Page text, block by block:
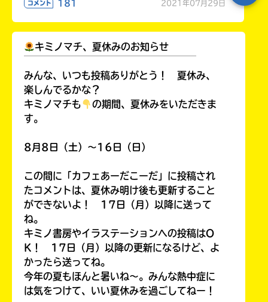
コメント 181 2021年07月29日
キミノマチ、夏休みのお知らせ
みんな、いつも投稿ありがとう！ 夏休み、
楽しんでるかな？
キミノマチも
の期間、夏休みをいただきま
す。
8月8日（土）～16日（日）
この間に「カフェあーだこーだ」に投稿され
たコメントは、夏休み明け後も更新すること
ができないよ！ 17日（月）以降に送って
ね。
キミノ書房やイラステーションへの投稿はO
K！ 17日（月）以降の更新になるけど、よ
かったら送ってね。
今年の夏もほんと暑いね～。みんな熱中症に
は気をつけて、いい夏休みを過ごしてねー！